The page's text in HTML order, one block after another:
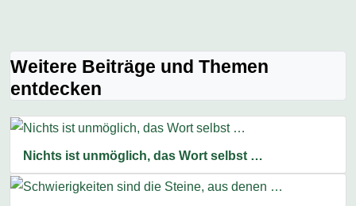
Weitere Beiträge und Themen
entdecken
Nichts ist unmöglich, das Wort selbst …